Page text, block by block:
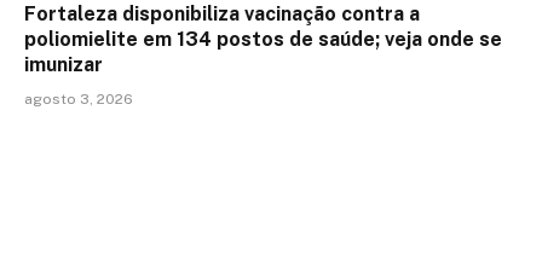
Fortaleza disponibiliza vacinação contra a
poliomielite em 134 postos de saúde; veja onde se
imunizar
agosto 3, 2026